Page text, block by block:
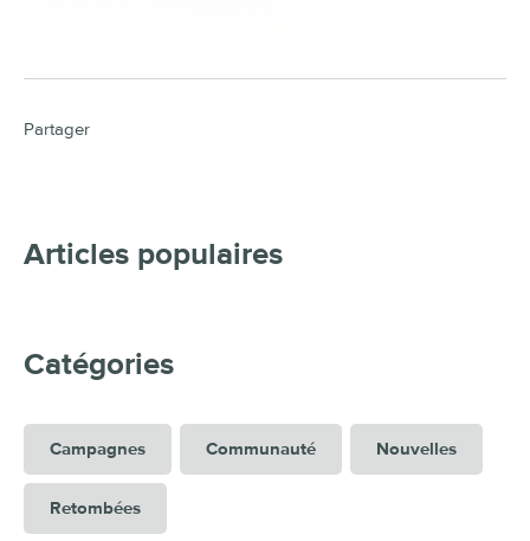
Partager
Articles populaires
Catégories
Campagnes Communauté Nouvelles
Retombées